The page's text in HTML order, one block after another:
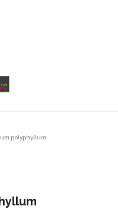
polyphyllum